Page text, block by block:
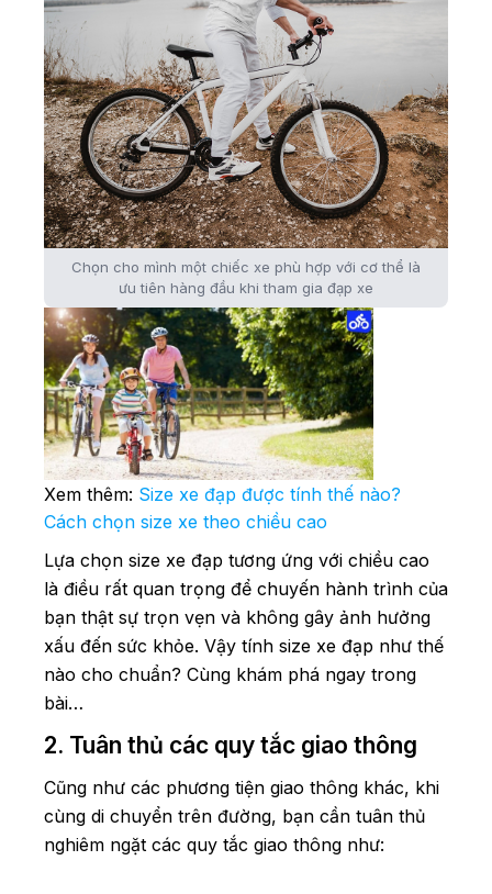
Chọn cho mình một chiếc xe phù hợp với cơ thể là
ưu tiên hàng đầu khi tham gia đạp xe
Xem thêm: Size xe đạp được tính thế nào?
Cách chọn size xe theo chiều cao
Lựa chọn size xe đạp tương ứng với chiều cao
là điều rất quan trọng để chuyến hành trình của
bạn thật sự trọn vẹn và không gây ảnh hưởng
xấu đến sức khỏe. Vậy tính size xe đạp như thế
nào cho chuẩn? Cùng khám phá ngay trong
bài…
2. Tuân thủ các quy tắc giao thông
Cũng như các phương tiện giao thông khác, khi
cùng di chuyển trên đường, bạn cần tuân thủ
nghiêm ngặt các quy tắc giao thông như: